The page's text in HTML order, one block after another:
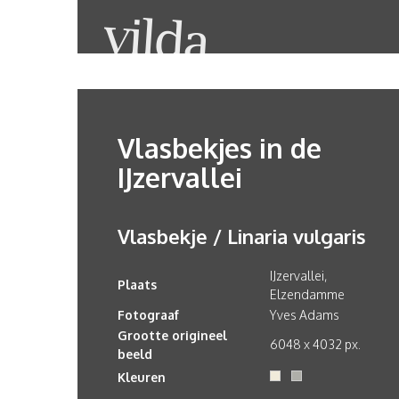
Vlasbekjes in de
IJzervallei
Vlasbekje / Linaria vulgaris
Plaats
IJzervallei,
Elzendamme
Fotograaf
Yves Adams
Grootte origineel
beeld
6048 x 4032 px.
Kleuren